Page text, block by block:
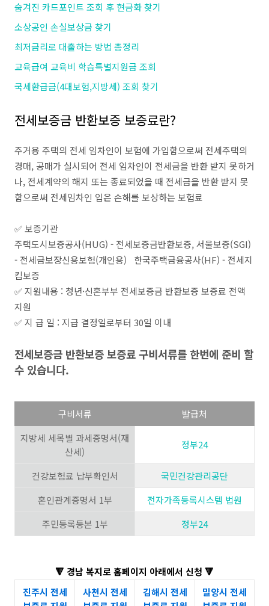
숨겨진 카드포인트 조회 후 현금화 찾기
소상공인 손실보상금 찾기
최저금리로 대출하는 방법 총정리
교육급여 교육비 학습특별지원금 조회
국세환급금(4대보험,지방세) 조회 찾기
전세보증금 반환보증 보증료란?
주거용 주택의 전세 임차인이 보험에 가입함으로써 전세주택의
경매, 공매가 실시되어 전세 임차인이 전세금을 반환 받지 못하거
나, 전세계약의 해지 또는 종료되었을 때 전세금을 반환 받지 못
함으로써 전세임차인 입은 손해를 보상하는 보험료
✅ 보증기관
주택도시보증공사(HUG) - 전세보증금반환보증, 서울보증(SGI)
- 전세금보장신용보험(개인용) 한국주택금융공사(HF) - 전세지
킴보증
✅ 지원내용 : 청년·신혼부부 전세보증금 반환보증 보증료 전액
지원
✅ 지 급 일 : 지급 결정일로부터 30일 이내
전세보증금 반환보증 보증료 구비서류를 한번에 준비 할
수 있습니다.
구비서류
발급처
지방세 세목별 과세증명서(재
산세)
정부24
건강보험료 납부확인서
국민건강관리공단
혼인관계증명서 1부
전자가족등록시스템 법원
주민등록등본 1부
정부24
🔻 경남 복지로홈페이지 아래에서 신청 🔻
진주시 전세
사천시 전세
김해시 전세
밀양시 전세